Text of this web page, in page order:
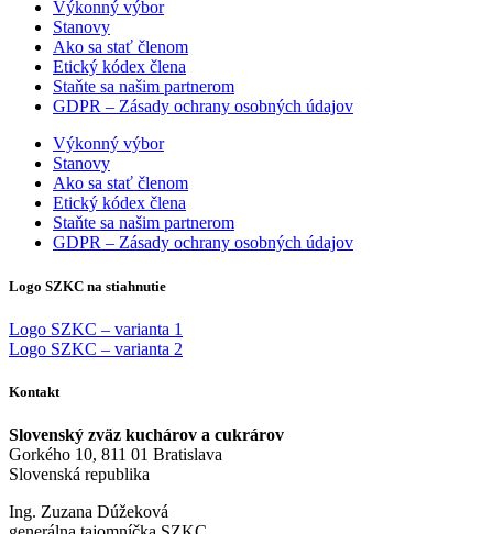
Výkonný výbor
Stanovy
Ako sa stať členom
Etický kódex člena
Staňte sa našim partnerom
GDPR – Zásady ochrany osobných údajov
Výkonný výbor
Stanovy
Ako sa stať členom
Etický kódex člena
Staňte sa našim partnerom
GDPR – Zásady ochrany osobných údajov
Logo SZKC na stiahnutie
Logo SZKC – varianta 1
Logo SZKC – varianta 2
Kontakt
Slovenský zväz kuchárov a cukrárov
Gorkého 10, 811 01 Bratislava
Slovenská republika
Ing. Zuzana Dúžeková